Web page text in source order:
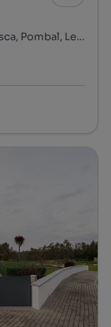
Travessa do Canto, Guia, Ilha e Mata Mourisca, Pombal, Leiria